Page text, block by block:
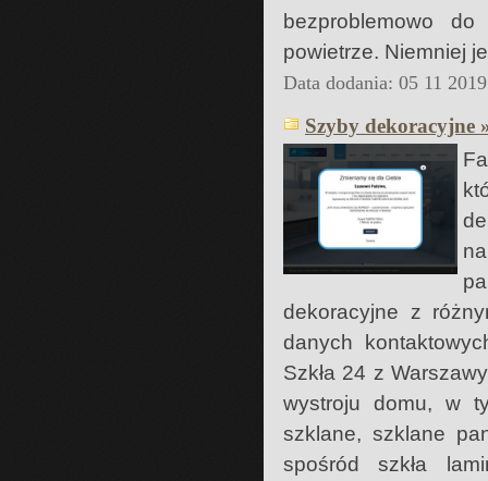
bezproblemowo
powietrze. Niemniej
Data dodania: 05 11
Szyby dekoracyjne
dekoracyjne z
danych
Szkła 24 z
wystroju domu, w
szklane, szklane
spośród szkła